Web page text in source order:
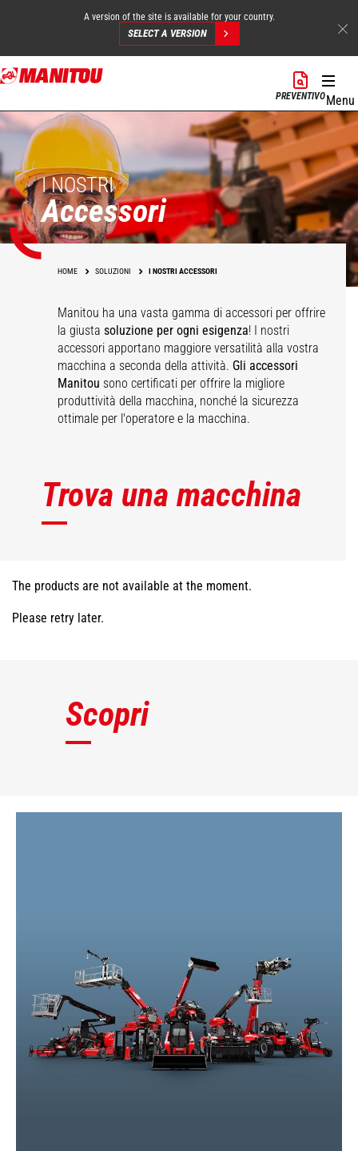
Salta
al
principale
A version of the site is available for your country.
SELECT A VERSION
PREVENTIVOMenu
I NOSTRI
Accessori
HOME SOLUZIONI I NOSTRI ACCESSORI
Manitou ha una vasta gamma di accessori per offrire
la giustasoluzione per ogni esigenza! I nostri
accessori apportano maggiore versatilità alla vostra
macchina a seconda della attività. Gli accessori
Manitou sono certificati per offrire la migliore
produttività della macchina, nonché la sicurezza
ottimale per l'operatore e la macchina.
Trova una macchina
The products are not available at the moment.
Please retry later.
Scopri